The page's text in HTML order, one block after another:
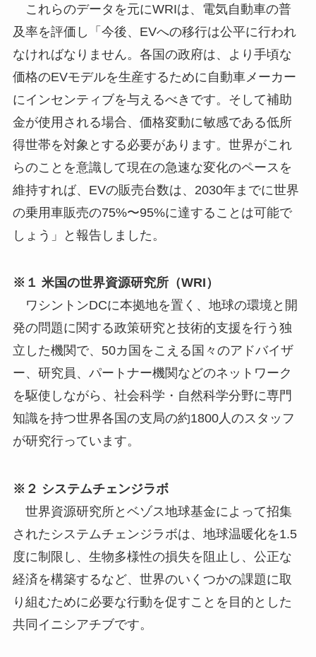
これらのデータを元にWRIは、電気自動車の普
及率を評価し「今後、EVへの移行は公平に行われ
なければなりません。各国の政府は、より手頃な
価格のEVモデルを生産するために自動車メーカー
にインセンティブを与えるべきです。そして補助
金が使用される場合、価格変動に敏感である低所
得世帯を対象とする必要があります。世界がこれ
らのことを意識して現在の急速な変化のペースを
維持すれば、EVの販売台数は、2030年までに世界
の乗用車販売の75%〜95%に達することは可能で
しょう」と報告しました。
※１ 米国の世界資源研究所（WRI）
ワシントンDCに本拠地を置く、地球の環境と開
発の問題に関する政策研究と技術的支援を行う独
立した機関で、50カ国をこえる国々のアドバイザ
ー、研究員、パートナー機関などのネットワーク
を駆使しながら、社会科学・自然科学分野に専門
知識を持つ世界各国の支局の約1800人のスタッフ
が研究行っています。
※２ システムチェンジラボ
世界資源研究所とベゾス地球基金によって招集
されたシステムチェンジラボは、地球温暖化を1.5
度に制限し、生物多様性の損失を阻止し、公正な
経済を構築するなど、世界のいくつかの課題に取
り組むために必要な行動を促すことを目的とした
共同イニシアチブです。